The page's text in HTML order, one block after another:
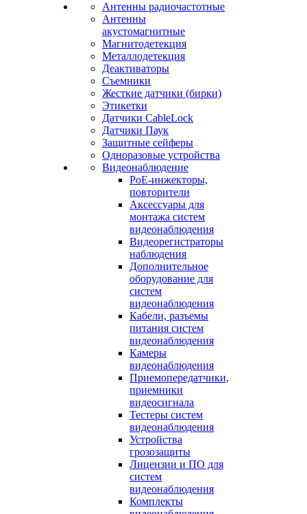
Антенны радиочастотные
Антенны
акустомагнитные
Магнитодетекция
Металлодетекция
Деактиваторы
Съемники
Жесткие датчики (бирки)
Этикетки
Датчики CableLock
Датчики Паук
Защитные сейферы
Одноразовые устройства
Видеонаблюдение
PoE-инжекторы,
повторители
Аксессуары для
монтажа систем
видеонаблюдения
Видеорегистраторы
наблюдения
Дополнительное
оборудование для
систем
видеонаблюдения
Кабели, разъемы
питания систем
видеонаблюдения
Камеры
видеонаблюдения
Приемопередатчики,
приемники
видеосигнала
Тестеры систем
видеонаблюдения
Устройства
грозозащиты
Лицензии и ПО для
систем
видеонаблюдения
Комплекты